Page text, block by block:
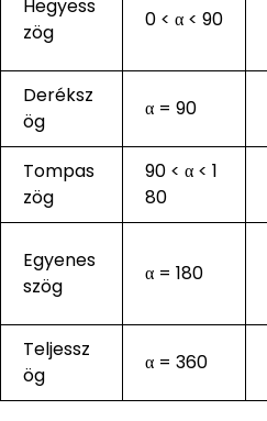
Hegyess
zög
0 < α < 90
Deréksz
ög
α = 90
Tompas
zög
90 < α < 1
80
Egyenes
szög
α = 180
Teljessz
ög
α = 360